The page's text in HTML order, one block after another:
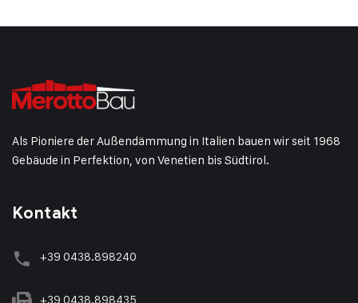
Als Pioniere der Außendämmung in Italien bauen wir seit 1968
Gebäude in Perfektion, von Venetien bis Südtirol.
Kontakt
+39 0438.898240
+39 0438.898435